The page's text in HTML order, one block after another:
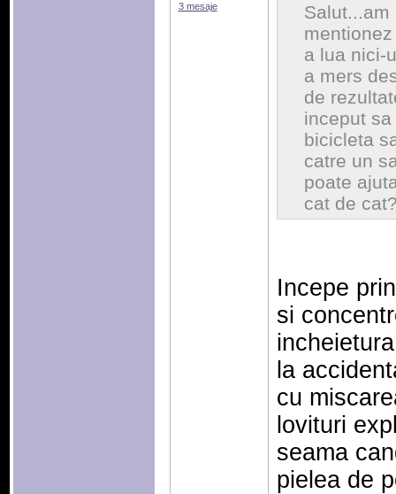
3 mesaje
a lua nici-
a mers
de
inceput
bicicleta
catre un
poate
cat de
Incepe
si
la
cu
lovituri
seama
pielea de